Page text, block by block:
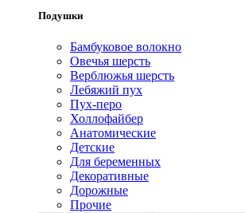
Подушки
Бамбуковое волокно
Овечья шерсть
Верблюжья шерсть
Лебяжий пух
Пух-перо
Холлофайбер
Анатомические
Детские
Для беременных
Декоративные
Дорожные
Прочие